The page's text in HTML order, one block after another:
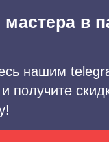
в
нашим
получите